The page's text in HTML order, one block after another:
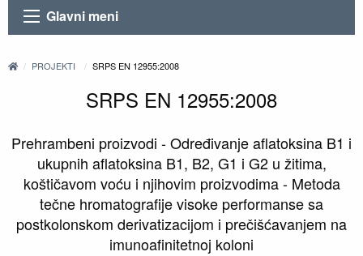
Glavni meni
PROJEKTI SRPS EN 12955:2008
SRPS EN 12955:2008
Prehrambeni proizvodi - Određivanje aflatoksina B1 i
ukupnih aflatoksina B1, B2, G1 i G2 u žitima,
koštičavom voću i njihovim proizvodima - Metoda
tečne hromatografije visoke performanse sa
postkolonskom derivatizacijom i prečišćavanjem na
imunoafinitetnoj koloni